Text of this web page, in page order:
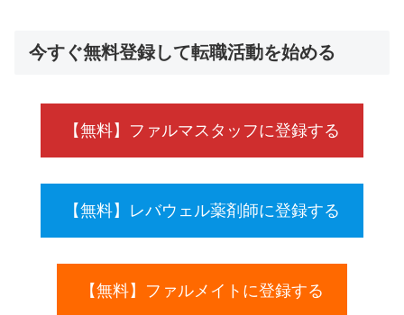
今すぐ無料登録して転職活動を始める
【無料】ファルマスタッフに登録する
【無料】レバウェル薬剤師に登録する
【無料】ファルメイトに登録する